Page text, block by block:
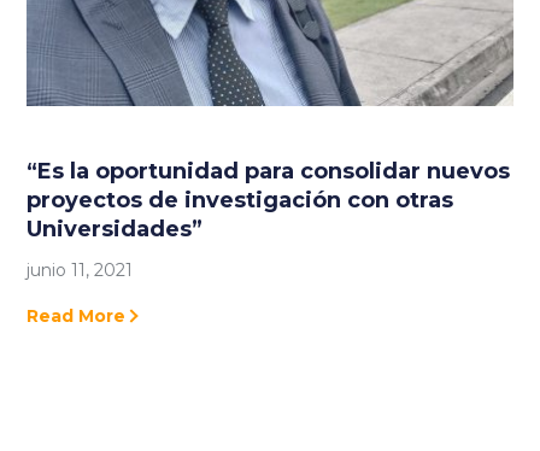
“Es la oportunidad para consolidar nuevos
proyectos de investigación con otras
Universidades”
junio 11, 2021
Read More